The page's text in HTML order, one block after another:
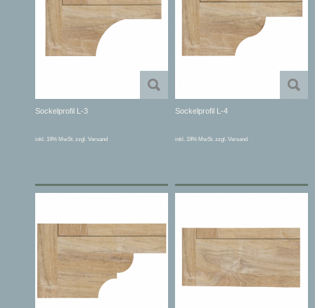
Sockelprofil L-3
inkl. 19% MwSt. zzgl. Versand
Sockelprofil L-4
inkl. 19% MwSt. zzgl. Versand